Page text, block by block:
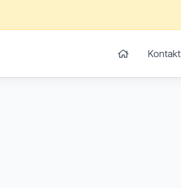
Kontakt